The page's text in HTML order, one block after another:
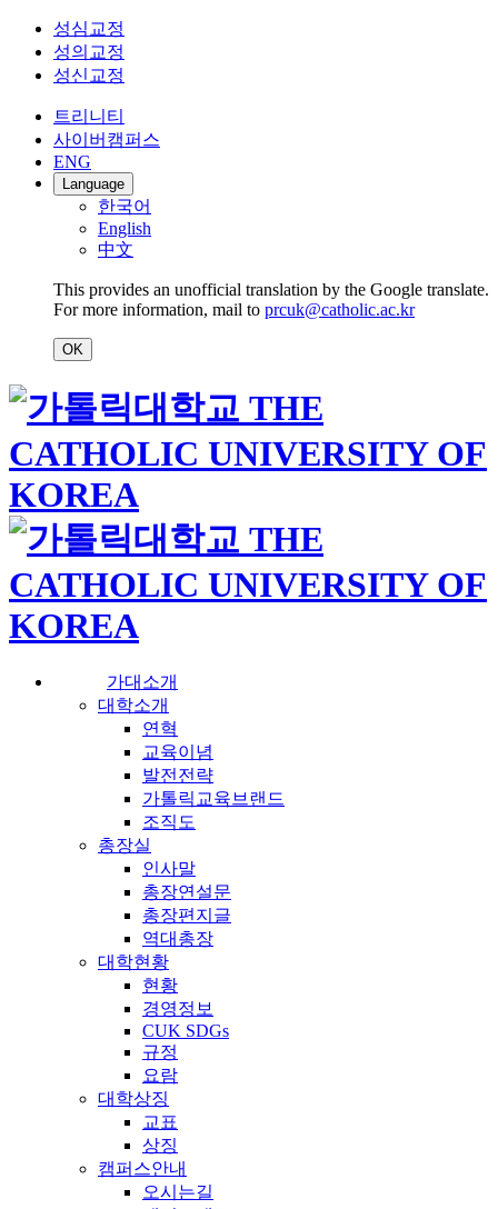
성심교정
성의교정
성신교정
트리니티
사이버캠퍼스
ENG
Language
한국어
English
中文
This provides an unofficial translation by the Google translate.
For more information, mail to prcuk@catholic.ac.kr
OK
가대소개
대학소개
연혁
교육이념
발전전략
가톨릭교육브랜드
조직도
총장실
인사말
총장연설문
총장편지글
역대총장
대학현황
현황
경영정보
CUK SDGs
규정
요람
대학상징
교표
상징
캠퍼스안내
오시는길